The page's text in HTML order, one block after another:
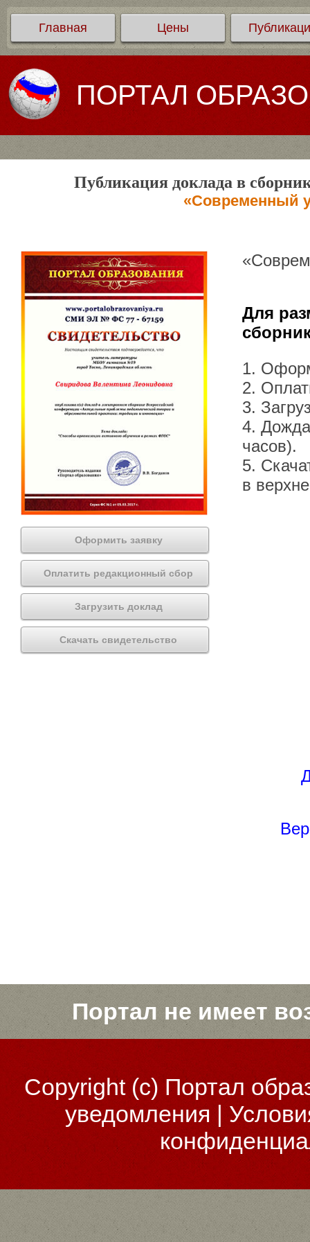
Главная Цены
ПОРТАЛ
Публикация доклада в
«Современный
Оформить заявку
Оплатить редакционный сбор
Загрузить доклад
Скачать свидетельство
Для
1.
2.
3.
4.
часов).
5.
в
Портал не имеет
Copyright (c)Портал
уведомления |